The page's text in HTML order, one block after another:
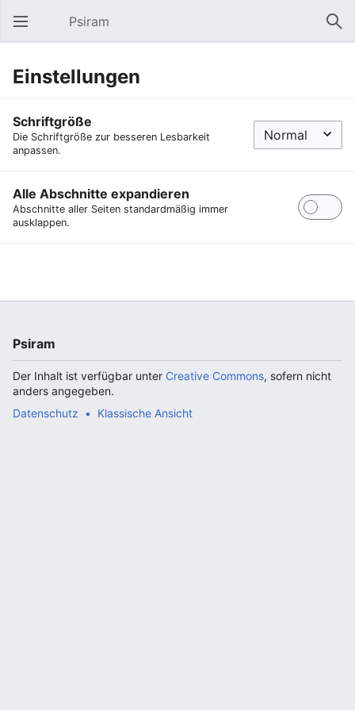
Hauptmenü öffnen Psiram
Einstellungen
Schriftgröße
Die Schriftgröße zur besseren Lesbarkeit
anpassen.
Alle Abschnitte expandieren
Abschnitte aller Seiten standardmäßig immer
ausklappen.
Psiram
Der Inhalt ist verfügbar unter Creative Commons, sofern nicht
anders angegeben.
Datenschutz
Klassische Ansicht